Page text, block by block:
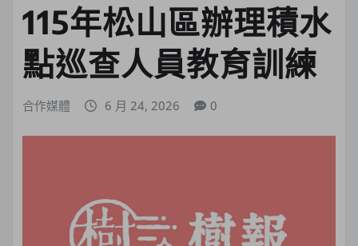
115年松山區辦理積水
點巡查人員教育訓練
合作媒體 6 月 24, 2026 0